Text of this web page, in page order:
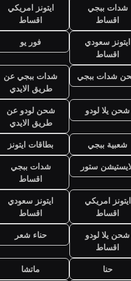
شدات ببجي
اقساط
ايتونز امريكي
اقساط
ايتونز سعودي
اقساط
فور يو
شدات ببجي
شدات ببجي عن
طريق الايدي
شحن يلا لودو
شحن لودو عن
طريق الايدي
شعبية ببجي
بطاقات ايتونز
ستور
شدات ببجي
اقساط
ايتونز امريكي
اقساط
ايتونز سعودي
اقساط
شحن يلا لودو
اقساط
حناء شعر
حنا
ماتشا